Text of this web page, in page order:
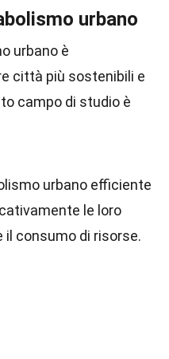
urbano
urbano è
città più sostenibili e
campo di studio è
urbano efficiente
le loro
il consumo di risorse.